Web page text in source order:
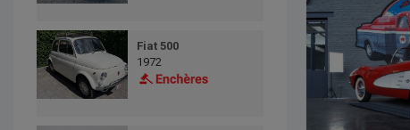
Fiat 500
1972